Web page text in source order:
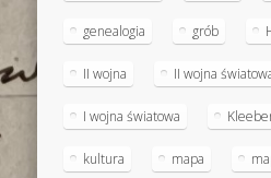
genealogia grób
II wojna II wojna
I wojna światowa
kultura mapa